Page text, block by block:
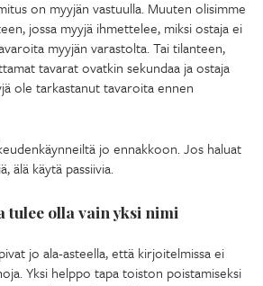
on myyjän vastuulla. Muuten olisimme
jossa myyjä ihmettelee, miksi ostaja ei
myyjän varastolta. Tai tilanteen,
tavarat ovatkin sekundaa ja ostaja
ole tarkastanut tavaroita ennen
jo ennakkoon. Jos haluat
älä käytä passiivia.
olla vain yksi nimi
jo ala-asteella, että kirjoitelmissa ei
Yksi helppo tapa toiston poistamiseksi